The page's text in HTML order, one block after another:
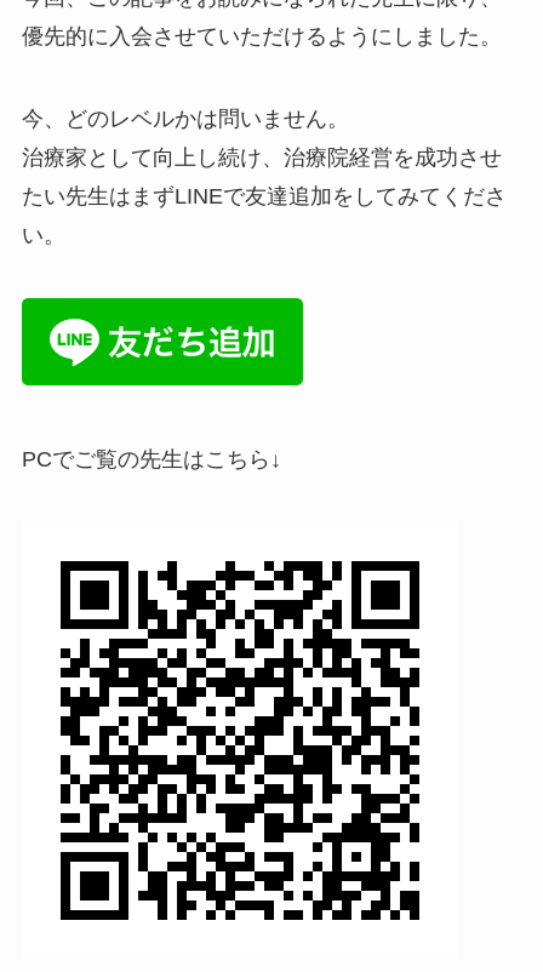
優先的に入会させていただけるようにしました。
今、どのレベルかは問いません。
治療家として向上し続け、治療院経営を成功させ
たい先生はまずLINEで友達追加をしてみてくださ
い。
PCでご覧の先生はこちら↓